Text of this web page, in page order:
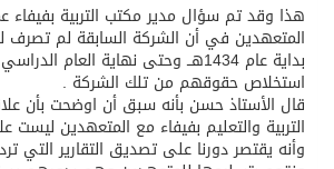
هذا وقد تم سؤال مدير مكتب التربية
المتعهدين في أن الشركة السابقة لم
بداية عام 1434هــ وحتى نهاية العام
استخلاص حقوقهم من تلك الشركة .
قال الأستاذ حسن بأنه سبق أن اوضحت بأن
التربية والتعليم بفيفاء مع المتعهدين ليست
وأنه يقتصر دورنا على تصديق التقارير التي